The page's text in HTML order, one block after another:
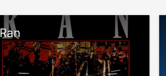
Ran